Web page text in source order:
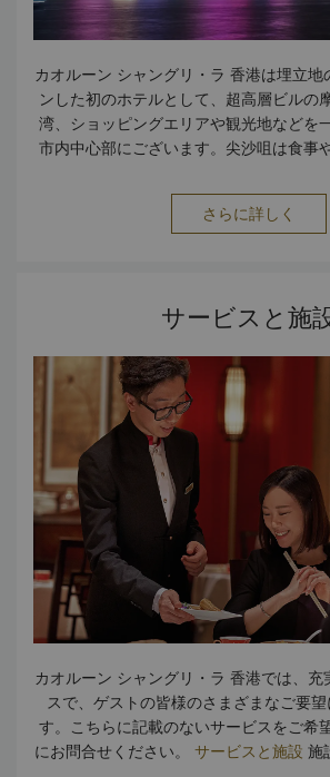
カオルーン シャングリ・ラ 香港は埋立
ンした初のホテルとして、超高層ビルの
湾、ショッピングエリアや観光地などを
市内中心部にございます。尖沙咀は食事
なストーリーに溢れた伝説の場
さらに詳しく
サービスと施
カオルーン シャングリ・ラ 香港では、
スで、ゲストの皆様のさまざまなご要
す。こちらに記載のないサービスをご希
にお問合せください。 サービスと施設 施設 Wi-Fiイ